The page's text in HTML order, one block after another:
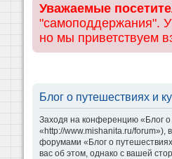
Уважаемые
"самоподдержания".
но мы приветствуем
Блог о путешествиях и
Заходя на конференцию «Блог
«http://www.mishanita.ru/forum»),
форумами «Блог о
вас об этом, однако с вашей